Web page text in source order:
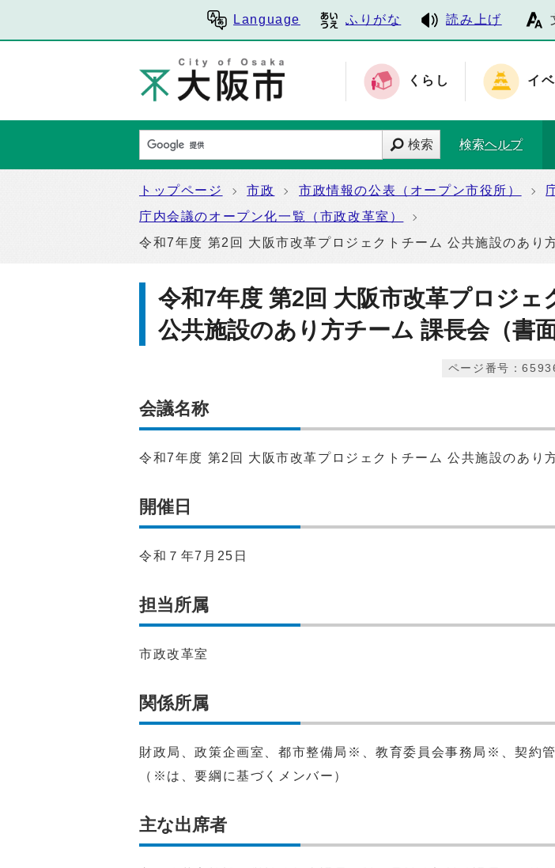
Language ふりがな 読み上げ
くらし イ
検索 検索ヘルプ
トップページ 市政 市政情報の公表（オープン市役所）
庁内会議のオープン化一覧（市政改革室）
令和7年度 第2回 大阪市改革プロジェクトチーム 公共施設のあり
令和7年度 第2回 大阪市改革プロジェ
公共施設のあり方チーム 課長会（書面
ページ番号：
会議名称
令和7年度 第2回 大阪市改革プロジェクトチーム 公共施設のあり
開催日
令和７年7月25日
担当所属
市政改革室
関係所属
財政局、政策企画室、都市整備局※、教育委員会事務局※、契約
（※は、要綱に基づくメンバー）
主な出席者